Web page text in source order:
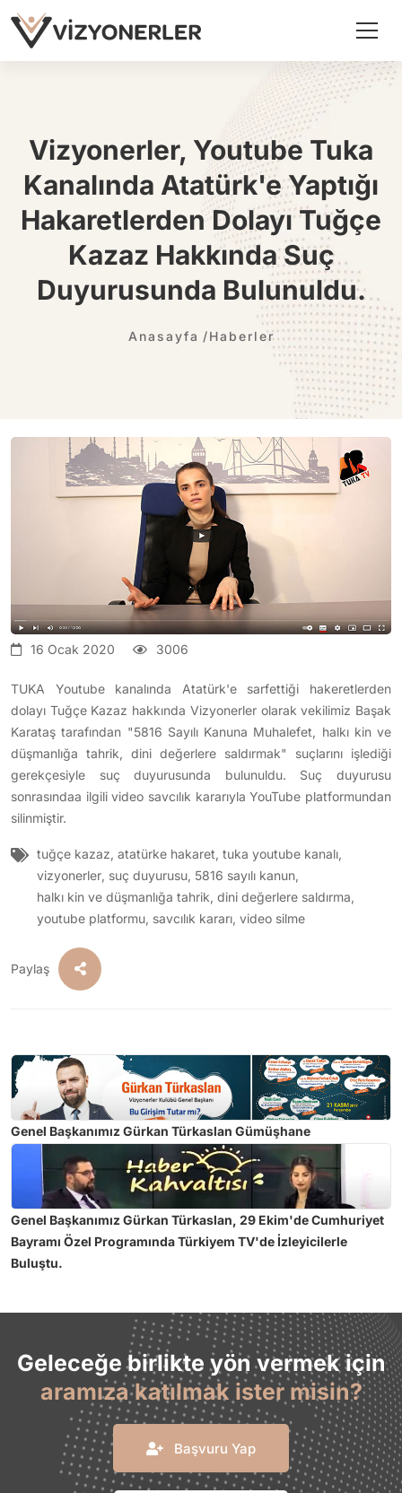
Vizyonerler, Youtube Tuka
Kanalında Atatürk'e Yaptığı
Hakaretlerden Dolayı Tuğçe
Kazaz Hakkında Suç
Duyurusunda Bulunuldu.
Anasayfa Haberler
16 Ocak 2020 3006
TUKA Youtube kanalında Atatürk'e sarfettiği hakeretlerden
dolayı Tuğçe Kazaz hakkında Vizyonerler olarak vekilimiz Başak
Karataş tarafından "5816 Sayılı Kanuna Muhalefet, halkı kin ve
düşmanlığa tahrik, dini değerlere saldırmak" suçlarını işlediği
gerekçesiyle suç duyurusunda bulunuldu. Suç duyurusu
sonrasındaa ilgili video savcılık kararıyla YouTube platformundan
silinmiştir.
tuğçe kazaz, atatürke hakaret, tuka youtube kanalı,
vizyonerler, suç duyurusu, 5816 sayılı kanun,
halkı kin ve düşmanlığa tahrik, dini değerlere saldırma,
youtube platformu, savcılık kararı, video silme
Paylaş
Genel Başkanımız Gürkan Türkaslan Gümüşhane
Üniversitesi'nde Girişimcilik Haftası etkinliklerine konuşmacı
olarak katıldı.
Genel Başkanımız Gürkan Türkaslan, 29 Ekim'de Cumhuriyet
Bayramı Özel Programında Türkiyem TV'de İzleyicilerle
Buluştu.
Geleceğe birlikte yön vermek için
aramıza katılmak ister misin?
Başvuru Yap